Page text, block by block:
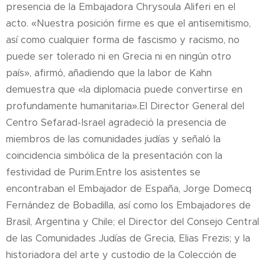
presencia de la Embajadora Chrysoula Aliferi en el
acto. «Nuestra posición firme es que el antisemitismo,
así como cualquier forma de fascismo y racismo, no
puede ser tolerado ni en Grecia ni en ningún otro
país», afirmó, añadiendo que la labor de Kahn
demuestra que «la diplomacia puede convertirse en
profundamente humanitaria».El Director General del
Centro Sefarad-Israel agradeció la presencia de
miembros de las comunidades judías y señaló la
coincidencia simbólica de la presentación con la
festividad de Purim.Entre los asistentes se
encontraban el Embajador de España, Jorge Domecq
Fernández de Bobadilla, así como los Embajadores de
Brasil, Argentina y Chile; el Director del Consejo Central
de las Comunidades Judías de Grecia, Elias Frezis; y la
historiadora del arte y custodio de la Colección de